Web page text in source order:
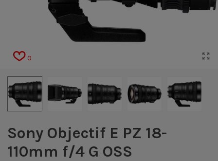
0
Sony Objectif E PZ 18-
110mm f/4 G OSS